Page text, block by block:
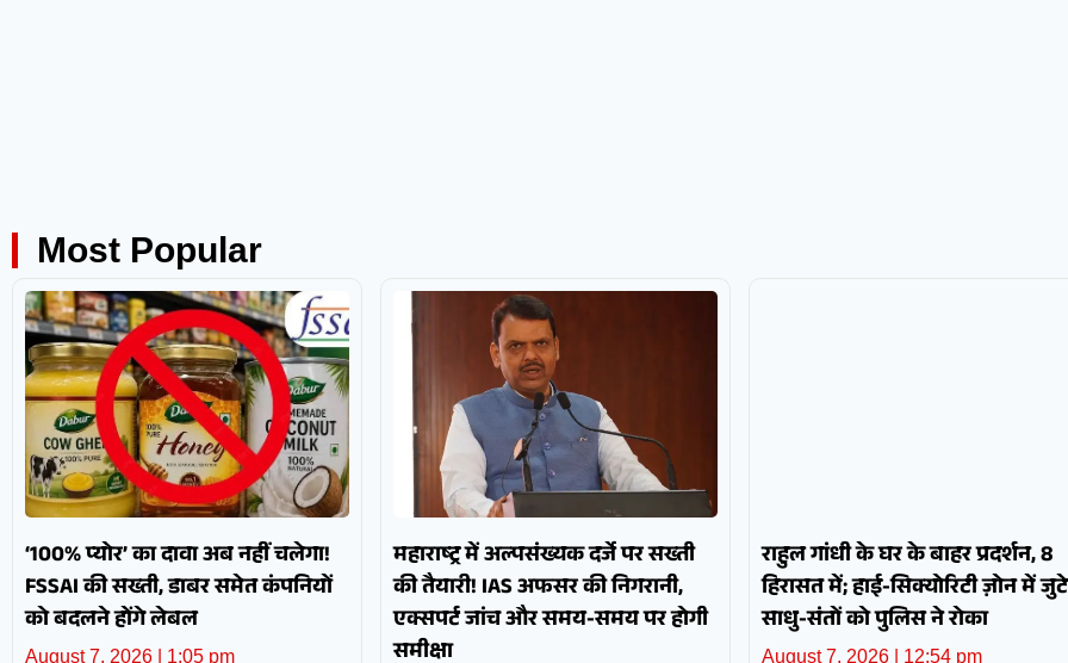
Most Popular
‘100% प्योर’ का दावा अब नहीं चलेगा!
FSSAI की सख्ती, डाबर समेत कंपनियों
को बदलने होंगे लेबल
August 7, 2026 1:05 pm
महाराष्ट्र में अल्पसंख्यक दर्जे पर सख्ती
की तैयारी! IAS अफसर की निगरानी,
एक्सपर्ट जांच और समय-समय पर होगी
समीक्षा
राहुल गांधी के घर के बाहर प्रदर्शन, 8
हिरासत में; हाई-सिक्योरिटी ज़ोन में जुटे
साधु-संतों को पुलिस ने रोका
August 7, 2026 12:54 pm